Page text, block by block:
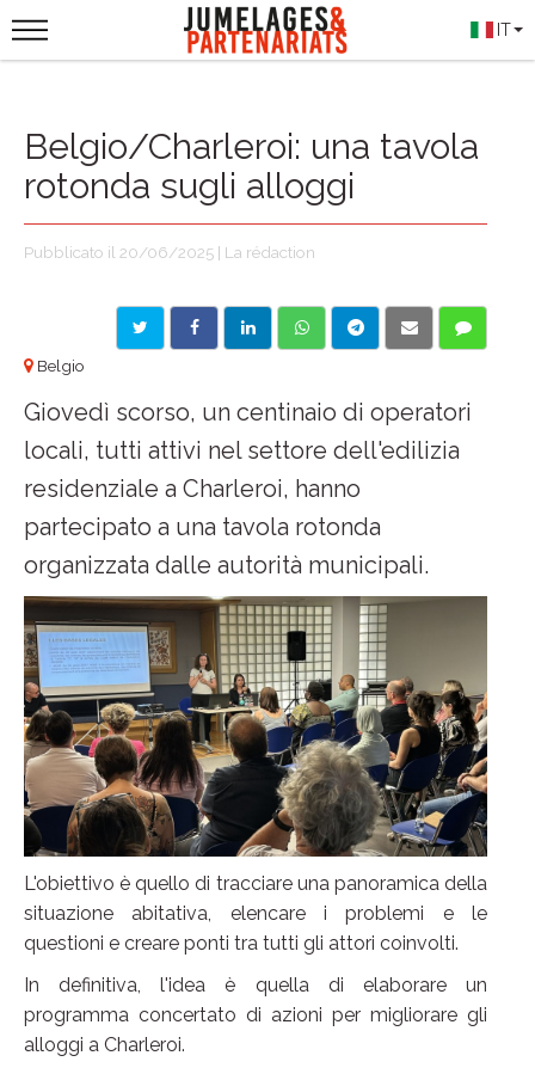
IT
Belgio/Charleroi: una tavola
rotonda sugli alloggi
Pubblicato il 20/06/2025 | La rédaction
Belgio
Giovedì scorso, un centinaio di operatori
locali, tutti attivi nel settore dell'edilizia
residenziale a Charleroi, hanno
partecipato a una tavola rotonda
organizzata dalle autorità municipali.
L'obiettivo è quello di tracciare una panoramica della
situazione abitativa, elencare i problemi e le
questioni e creare ponti tra tutti gli attori coinvolti.
In definitiva, l'idea è quella di elaborare un
programma concertato di azioni per migliorare gli
alloggi a Charleroi.